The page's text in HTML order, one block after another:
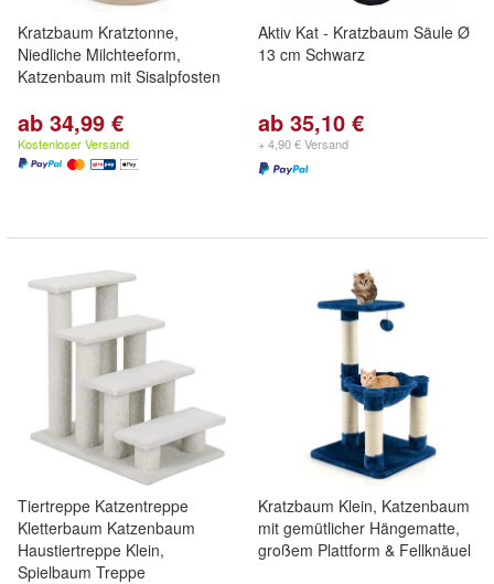
Kratzbaum Kratztonne,
Niedliche Milchteeform,
Katzenbaum mit Sisalpfosten
ab 34,99 €
Kostenloser Versand
Aktiv Kat - Kratzbaum Säule Ø
13 cm Schwarz
ab 35,10 €
+ 4,90 € Versand
Tiertreppe Katzentreppe
Kletterbaum Katzenbaum
Haustiertreppe Klein,
Spielbaum Treppe
Kratzbaum Klein, Katzenbaum
mit gemütlicher Hängematte,
großem Plattform & Fellknäuel